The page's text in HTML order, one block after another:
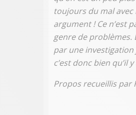
toujours du mal avec
argument ! Ce n’est
genre de problèmes.
par une investigation
c’est donc bien qu’il
Propos recueillis par